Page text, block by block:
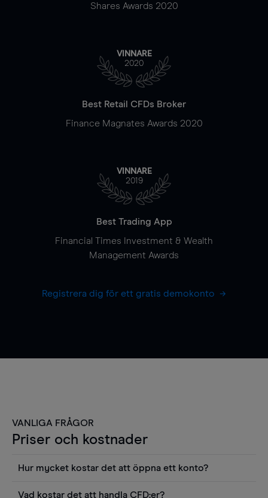
Shares Awards 2020
VINNARE
2020
Best Retail CFDs Broker
Finance Magnates Awards 2020
VINNARE
2019
Best Trading App
Financial Times Investment & Wealth
Management Awards
Registrera dig för ett gratis demokonto
VANLIGA FRÅGOR
Priser och kostnader
Hur mycket kostar det att öppna ett konto?
Vad kostar det att handla CFD:er?